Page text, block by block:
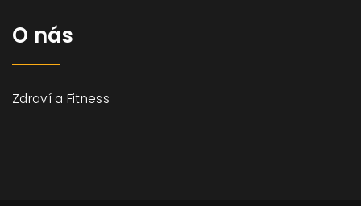
O nás
Zdraví a Fitness